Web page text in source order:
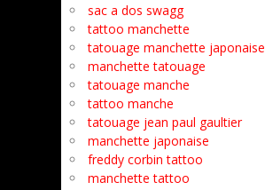
sac a dos swagg
tattoo manchette
tatouage manchette japonaise
manchette tatouage
tatouage manche
tattoo manche
tatouage jean paul gaultier
manchette japonaise
freddy corbin tattoo
manchette tattoo